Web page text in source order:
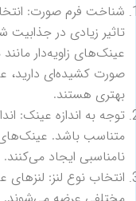
شناخت فرم صورت:
تاثیر زیادی در جذابیت
عینک‌های زاویه‌دار
صورت کشیده‌ای دارید،
بهتری هستند.
توجه به اندازه عینک:
متناسب باشد.
نامناسبی ایجاد می‌کنند.
انتخاب نوع لنز: